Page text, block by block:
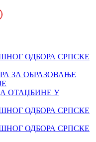
ОДБОРА СРПСКЕ
ЗА ОБРАЗОВАЊЕ
ОТАЏБИНЕ У
ОДБОРА СРПСКЕ
ОДБОРА СРПСКЕ